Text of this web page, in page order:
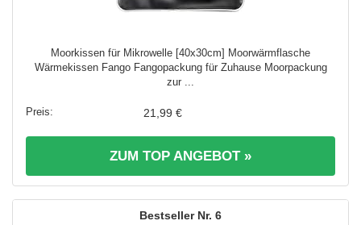
Moorkissen für Mikrowelle [40x30cm] Moorwärmflasche
Wärmekissen Fango Fangopackung für Zuhause Moorpackung
zur ...
21,99 €
ZUM TOP ANGEBOT »
6